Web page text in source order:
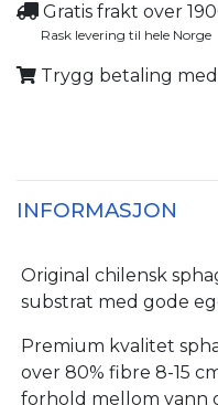
Gratis frakt over
Rask levering til hele Norge
Trygg betaling
INFORMASJON
Original chilensk
substrat med gode
Premium kvalitet
over 80% fibre 8-15
forhold mellom vann